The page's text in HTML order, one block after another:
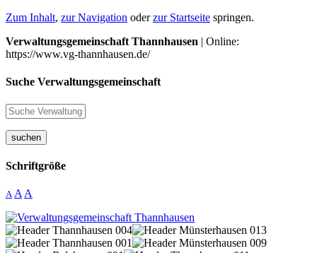
Zum Inhalt, zur Navigation oderzur Startseite springen.
Verwaltungsgemeinschaft Thannhausen | Online:
https://www.vg-thannhausen.de/
Suche Verwaltungsgemeinschaft
suchen
Schriftgröße
A A A